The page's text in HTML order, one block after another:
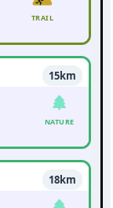
TRAIL
15km
NATURE
18km